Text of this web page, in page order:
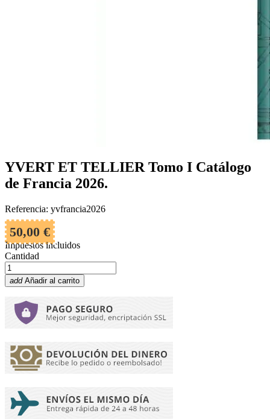
YVERT ET TELLIER Tomo I Catálogo
de Francia 2026.
Referencia: yvfrancia2026
50,00 €
Impuestos incluidos
Cantidad
add Añadir al carrito